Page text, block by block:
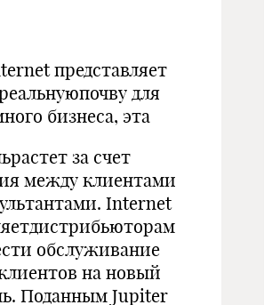
представляет
для
бизнеса, эта
за счет
между клиентами
Internet
обслуживание
на новый
Поданным Jupiter